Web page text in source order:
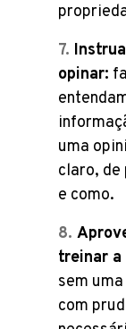
opinar:
uma
claro, de
e como.
treinar a
sem
com